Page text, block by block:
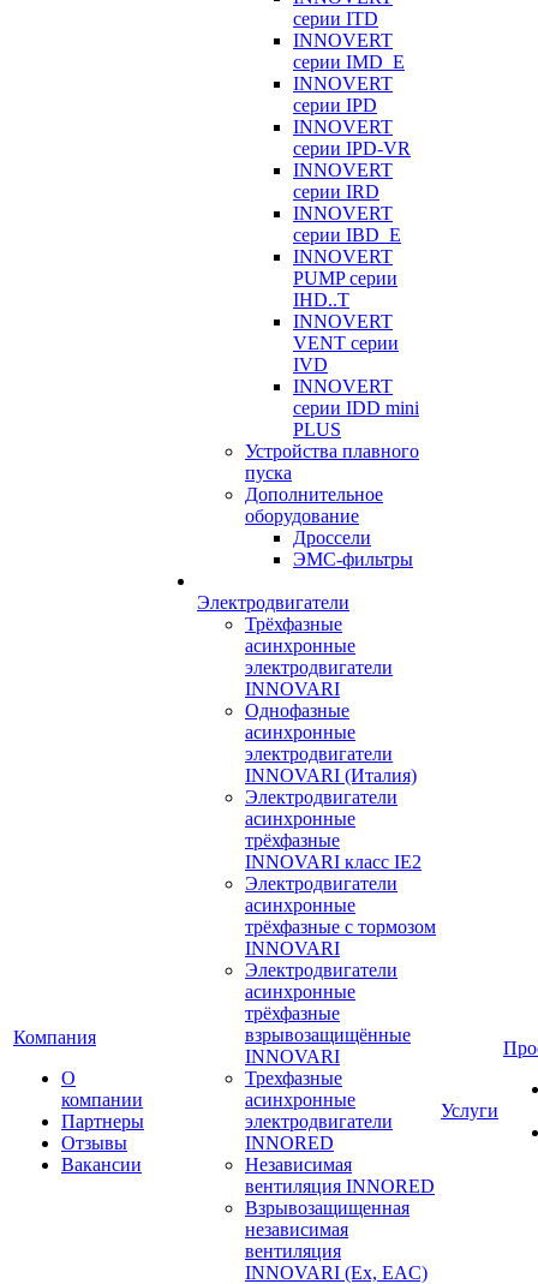
Компания
О
компании
Партнеры
Отзывы
Вакансии
серии ITD
INNOVERT
серии IMD_E
INNOVERT
серии IPD
INNOVERT
серии IPD-VR
INNOVERT
серии IRD
INNOVERT
серии IBD_E
INNOVERT
PUMP серии
IHD..T
INNOVERT
VENT серии
IVD
INNOVERT
серии IDD mini
PLUS
Устройства плавного
пуска
Дополнительное
оборудование
Дроссели
ЭМС-фильтры
Электродвигатели
Трёхфазные
асинхронные
электродвигатели
INNOVARI
Однофазные
асинхронные
электродвигатели
INNOVARI (Италия)
Электродвигатели
асинхронные
трёхфазные
INNOVARI класс IE2
Электродвигатели
асинхронные
трёхфазные с тормозом
INNOVARI
Электродвигатели
асинхронные
трёхфазные
взрывозащищённые
INNOVARI
Трехфазные
асинхронные
электродвигатели
INNORED
Независимая
вентиляция INNORED
Взрывозащищенная
независимая
вентиляция
INNOVARI (Ex, EAC)
Услуги